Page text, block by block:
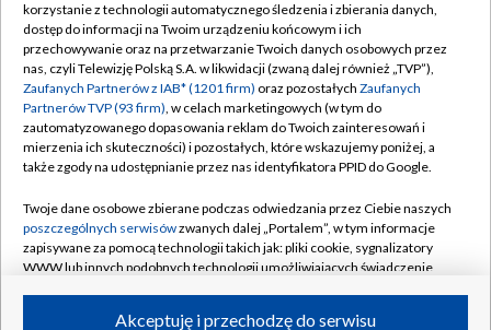
TVP
Abonament TVP
Emisja w TVP
Centrum informacji TVP
Naziemna Telewizja Cyfrowa
Rada Programowa
System NOS
Informacje o nadawcy
Regulamin TVP
Polityka prywatności
Moje zgody
Pomoc
Kontakt
Kanały
korzystanie z technologii automatycznego śledzenia i zbierania danych,
dostęp do informacji na Twoim urządzeniu końcowym i ich
przechowywanie oraz na przetwarzanie Twoich danych osobowych przez
nas, czyli Telewizję Polską S.A. w likwidacji (zwaną dalej również „TVP”),
Zaufanych Partnerów z IAB* (1201 firm) oraz pozostałych Zaufanych
Partnerów TVP (93 firm), w celach marketingowych (w tym do
zautomatyzowanego dopasowania reklam do Twoich zainteresowań i
mierzenia ich skuteczności) i pozostałych, które wskazujemy poniżej, a
także zgody na udostępnianie przez nas identyfikatora PPID do Google.
Twoje dane osobowe zbierane podczas odwiedzania przez Ciebie naszych
poszczególnych serwisówzwanych dalej „Portalem”, w tym informacje
zapisywane za pomocą technologii takich jak: pliki cookie, sygnalizatory
WWW lub innych podobnych technologii umożliwiających świadczenie
ruchu w Internecie.Akceptuję i przechodzę do serwisu